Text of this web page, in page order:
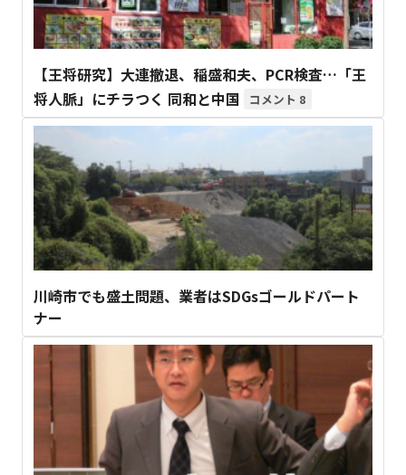
【王将研究】大連撤退、稲盛和夫、PCR検査…「王
将人脈」にチラつく 同和と中国
8
川崎市でも盛土問題、業者はSDGsゴールドパート
ナー